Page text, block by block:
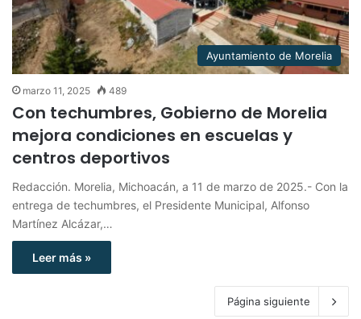
Ayuntamiento de Morelia
marzo 11, 2025 489
Con techumbres, Gobierno de Morelia
mejora condiciones en escuelas y
centros deportivos
Redacción. Morelia, Michoacán, a 11 de marzo de 2025.- Con la
entrega de techumbres, el Presidente Municipal, Alfonso
Martínez Alcázar,…
Leer más »
Página siguiente